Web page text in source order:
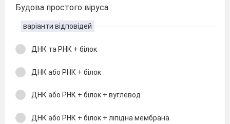
Будова простого віруса :
варіанти відповідей
ДНК та РНК + білок
ДНК або РНК + білок
ДНК або РНК + білок + вуглевод
ДНК або РНК + білок + ліпідна мембрана